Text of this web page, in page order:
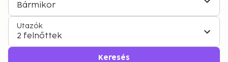
Bármikor
Utazók
2 felnőttek
Keresés